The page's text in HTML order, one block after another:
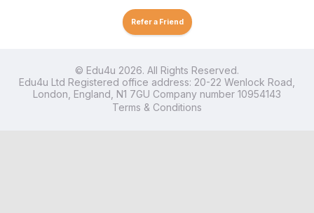
Refer a Friend
© Edu4u 2026. All Rights Reserved.
Edu4u Ltd Registered office address: 20-22 Wenlock Road,
London, England, N1 7GU Company number 10954143
Terms & Conditions